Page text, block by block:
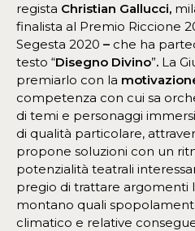
regista Christian Gallucci,
finalista al Premio Riccione
Segesta 2020 – che ha
testo “Disegno Divino”. La
premiarlo con la
competenza con cui sa
di temi e personaggi
di qualità particolare,
propone soluzioni con un
potenzialità teatrali
pregio di trattare argomenti
montano quali
climatico e relative